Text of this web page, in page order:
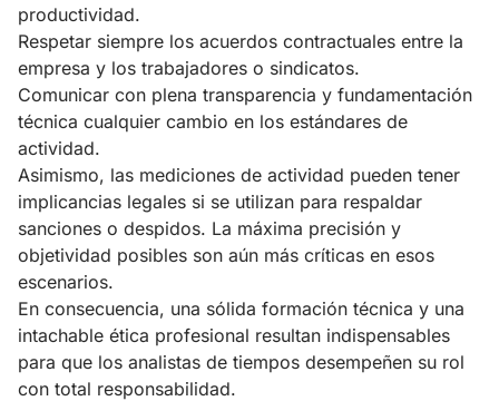
productividad.
Respetar siempre los acuerdos contractuales entre la
empresa y los trabajadores o sindicatos.
Comunicar con plena transparencia y fundamentación
técnica cualquier cambio en los estándares de
actividad.
Asimismo, las mediciones de actividad pueden tener
implicancias legales si se utilizan para respaldar
sanciones o despidos. La máxima precisión y
objetividad posibles son aún más críticas en esos
escenarios.
En consecuencia, una sólida formación técnica y una
intachable ética profesional resultan indispensables
para que los analistas de tiempos desempeñen su rol
con total responsabilidad.